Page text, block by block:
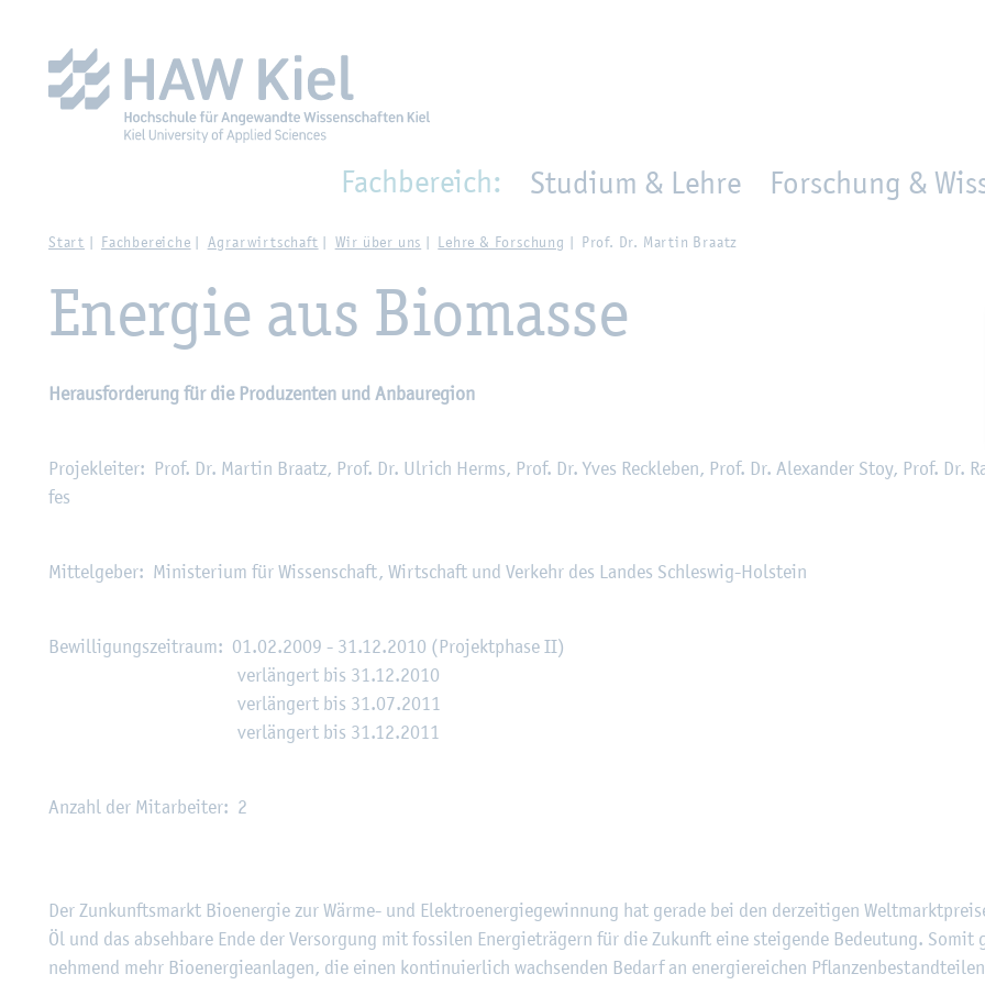
Fach­be­reich: Studium & Lehre Forschung &
Start Fach­be­rei­che Agrar­wirt­schaft Wir über uns Lehre & For­schung Prof. Dr. Mar­tin Braatz
En­er­gie aus Bio­mas­se
Her­aus­for­de­rung für die Pro­du­zen­ten und An­bau­re­gi­on
Pro­je­k­lei­ter: Prof. Dr. Mar­tin Braatz, Prof. Dr. Ul­rich Herms, Prof. Dr. Yves Reck­le­ben, Prof. Dr. Alex­an­der Stoy, Prof. Dr.
fes
Mit­tel­ge­ber: Mi­nis­te­ri­um für Wis­sen­schaft, Wirt­schaft und Ver­kehr des Lan­des Schles­wig-Hol­stein
Be­wil­li­gungs­zeit­raum: 01.02.2009 - 31.12.2010 (Pro­jekt­pha­se II)
ver­län­gert bis 31.12.2010
ver­län­gert bis 31.07.2011
ver­län­gert bis 31.12.2011
An­zahl der Mit­ar­bei­ter: 2
Der Zun­kunfts­markt Bio­en­er­gie zur Wärme- und Elek­tro­en­er­gie­ge­win­nung hat ge­ra­de bei den der­zei­ti­gen
Öl und das ab­seh­ba­re Ende der Ver­sor­gung mit fos­si­len En­er­gie­trä­gern für die Zu­kunft eine stei­gen­de Be­deu­tung.
neh­mend mehr Bio­en­er­gie­an­la­gen, die einen kon­ti­nu­ier­lich wach­sen­den Be­darf an en­er­gie­rei­chen